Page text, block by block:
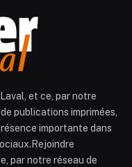
et ce, par notre
publications imprimées,
importante dans
par notre réseau de